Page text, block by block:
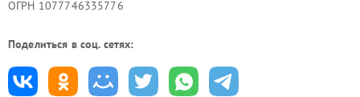
ОГРН 1077746335776
Поделиться в соц. сетях: